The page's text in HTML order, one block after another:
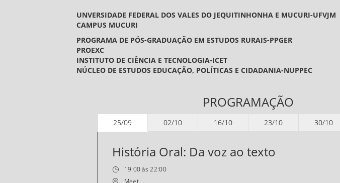
UNVERSIDADE FEDERAL DOS VALES DO JEQUITINHONHA E MUCURI-UFVJM
CAMPUS MUCURI
PROGRAMA DE PÓS-GRADUAÇÃO EM ESTUDOS RURAIS-PPGER
PROEXC
INSTITUTO DE CIÊNCIA E TECNOLOGIA-ICET
NÚCLEO DE ESTUDOS EDUCAÇÃO, POLÍTICAS E CIDADANIA-NUPPEC
PROGRAMAÇÃO
25/09 02/10 16/10 23/10 30/10
História Oral: Da voz ao texto
19:00 às 22:00
Meet